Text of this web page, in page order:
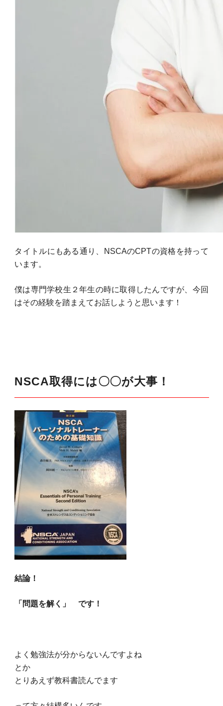
タイトルにもある通り、NSCAのCPTの資格を持って
います。
僕は専門学校生２年生の時に取得したんですが、今回
はその経験を踏まえてお話しようと思います！
NSCA取得には〇〇が大事！
結論！
「問題を解く」 です！
よく勉強法が分からないんですよね
とか
とりあえず教科書読んでます